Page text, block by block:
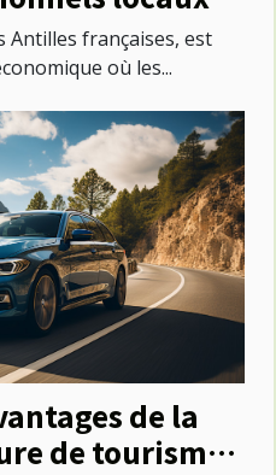
Antilles françaises, est
où les...
de la
de tourisme